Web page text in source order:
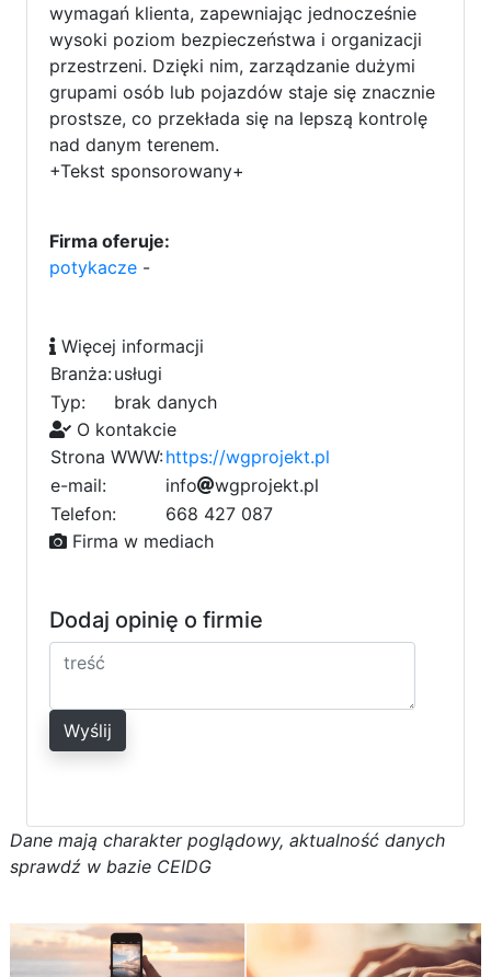
wymagań klienta, zapewniając jednocześnie
wysoki poziom bezpieczeństwa i organizacji
przestrzeni. Dzięki nim, zarządzanie dużymi
grupami osób lub pojazdów staje się znacznie
prostsze, co przekłada się na lepszą kontrolę
nad danym terenem.
+Tekst sponsorowany+
Firma oferuje:
potykacze -
Więcej informacji
Branża:usługi
Typ:
brak danych
O kontakcie
Strona WWW:https://wgprojekt.pl
e-mail:
info w0
g8
b
projek6
t1
.1
pl
Telefon:
668 427 087
Firma w mediach
Dodaj opinię o firmie
Wyślij
Dane mają charakter poglądowy, aktualność danych
sprawdź w bazie CEIDG